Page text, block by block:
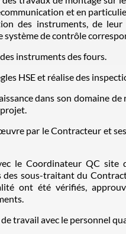
et en
des instruments, de
système de contrôle
instruments des fours.
HSE et réalise des
dans son domaine
œuvre par le Contracteur et
le Coordinateur QC
sous-traitant du
ont été vérifiés,
travail avec le personnel